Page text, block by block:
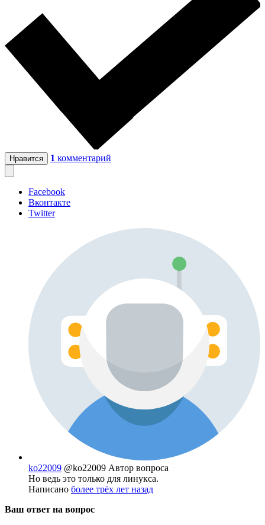
Нравится 1 комментарий
Facebook
Вконтакте
Twitter
ko22009 @ko22009 Автор вопроса
Но ведь это только для линукса.
Написано более трёх лет назад
Ваш ответ на вопрос